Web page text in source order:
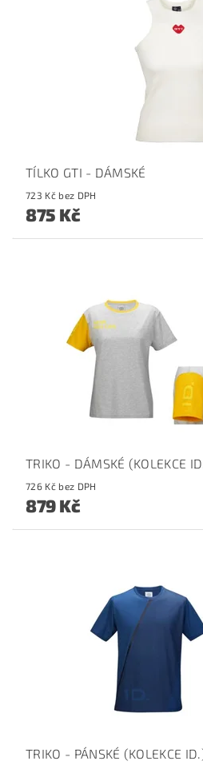
TÍLKO GTI - DÁMSKÉ
723 Kč bez DPH
875 Kč
TRIKO - DÁMSKÉ (KOLEKCE
726 Kč bez DPH
879 Kč
TRIKO - PÁNSKÉ (KOLEKCE